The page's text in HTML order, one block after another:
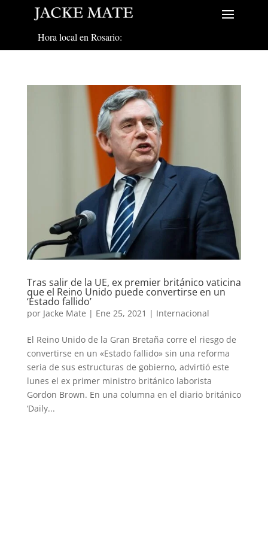
Hora local en Rosario:
Tras salir de la UE, ex premier británico vaticina
que el Reino Unido puede convertirse en un
‘Estado fallido’
por Jacke Mate | Ene 25, 2021 | Internacional
El Reino Unido de la Gran Bretaña corre el riesgo de
convertirse en un «Estado fallido» sin una reforma
seria de sus estructuras de gobierno, advirtió este
lunes el ex primer ministro británico laborista
Gordon Brown. En una columna en el diario británico
‘Daily...